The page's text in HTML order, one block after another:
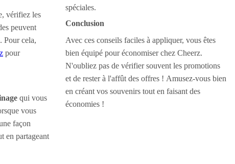
vérifiez les
peuvent
Pour cela,
pour
qui vous
vous
façon
en partageant
spéciales.
Conclusion
Avec ces conseils faciles à appliquer, vous êtes
bien équipé pour économiser chez Cheerz.
N'oubliez pas de vérifier souvent les promotions
et de rester à l'affût des offres ! Amusez-vous bien
en créant vos souvenirs tout en faisant des
économies !